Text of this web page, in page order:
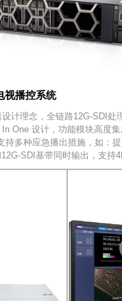
视播控系统
计理念，全链路12G-SDI处
One 设计，功能模块高度
多种应急播出措施，如：提
SDI基带同时输出，支持